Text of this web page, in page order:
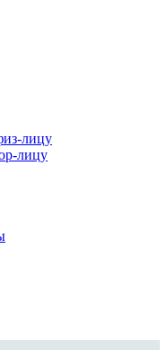
лицу
лицу